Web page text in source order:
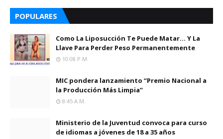
POPULARES
Como La Liposucción Te Puede Matar… Y La
Llave Para Perder Peso Permanentemente
10:08 P.m.
MIC pondera lanzamiento “Premio Nacional a
la Producción Más Limpia”
8:45 A.m.
Ministerio de la Juventud convoca para curso
de idiomas a jóvenes de 18 a 35 años